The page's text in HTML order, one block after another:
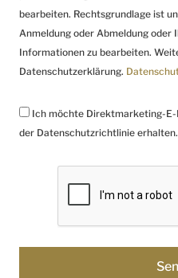
bearbeiten. Rechtsgrundlage ist
Anmeldung oder Abmeldung oder
Informationen zu bearbeiten.
Datenschutzerklärung.
Ich möchte Direktmarketing-
der Datenschutzrichtlinie erhalten.